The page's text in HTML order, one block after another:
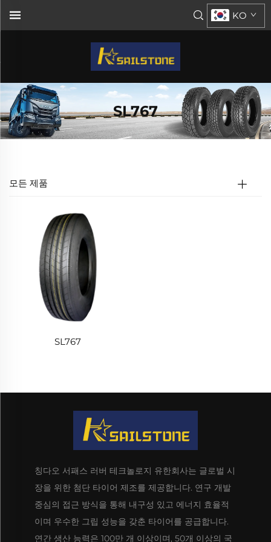
KO
SL767
모든 제품
SL767
칭다오 서패스 러버 테크놀로지 유한회사는 글로벌 시
장을 위한 첨단 타이어 제조를 제공합니다. 연구 개발
중심의 접근 방식을 통해 내구성 있고 에너지 효율적
이며 우수한 그립 성능을 갖춘 타이어를 공급합니다.
연간 생산 능력은 100만 개 이상이며, 50개 이상의 국